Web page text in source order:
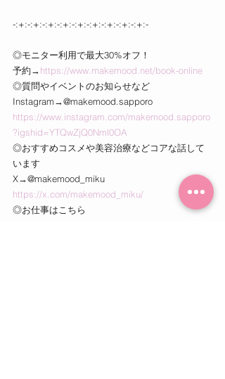
-:+:-:+:-:+:-:+:-:+:-:+:-:+:-:+:-:+:-
◎モニター利用で最大30%オフ！
予約→https://www.makemood.net/book-online
◎質問やイベントのお知らせなど
Instagram→@makemood.sapporo
https://www.instagram.com/makemood.sapporo
?igshid=YTQwZjQ0Nml0OA
◎おすすめコスメや美容治療などコアな話して
います
X→@makemood_miku
https://x.com/makemood_miku/
◎お仕事はこちら